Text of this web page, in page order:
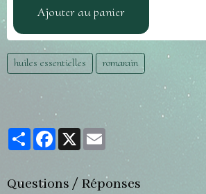
Ajouter au panier
huiles essentielles romarain
PartagerFacebook
X
Questions / Réponses